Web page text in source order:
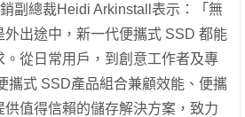
副總裁Heidi Arkinstall表示：「無
出途中，新一代便攜式 SSD 都能
。從日常用戶，到創意工作者及專
攜式 SSD產品組合兼顧效能、便攜
值得信賴的儲存解決方案，致力